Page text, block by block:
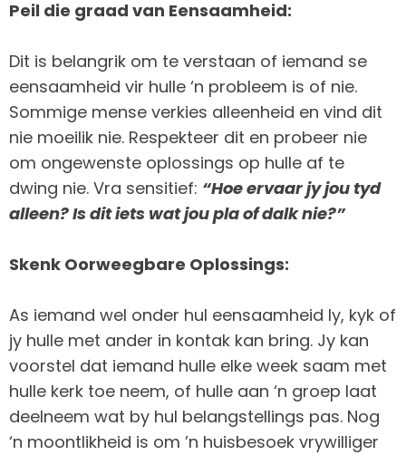
Peil die graad van Eensaamheid:
Dit is belangrik om te verstaan of iemand se
eensaamheid vir hulle ‘n probleem is of nie.
Sommige mense verkies alleenheid en vind dit
nie moeilik nie. Respekteer dit en probeer nie
om ongewenste oplossings op hulle af te
dwing nie. Vra sensitief: “Hoe ervaar jy jou tyd
alleen? Is dit iets wat jou pla of dalk nie?”
Skenk Oorweegbare Oplossings:
As iemand wel onder hul eensaamheid ly, kyk of
jy hulle met ander in kontak kan bring. Jy kan
voorstel dat iemand hulle elke week saam met
hulle kerk toe neem, of hulle aan ‘n groep laat
deelneem wat by hul belangstellings pas. Nog
‘n moontlikheid is om ’n huisbesoek vrywilliger